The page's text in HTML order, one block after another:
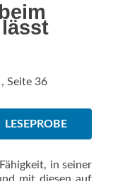
, Seite 36
LESEPROBE
in seiner